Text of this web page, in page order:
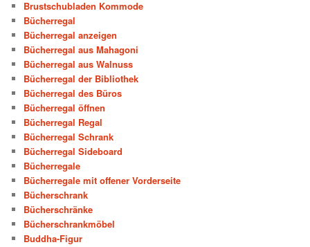
Brustschubladen Kommode
Bücherregal
Bücherregal anzeigen
Bücherregal aus Mahagoni
Bücherregal aus Walnuss
Bücherregal der Bibliothek
Bücherregal des Büros
Bücherregal öffnen
Bücherregal Regal
Bücherregal Schrank
Bücherregal Sideboard
Bücherregale
Bücherregale mit offener Vorderseite
Bücherschrank
Bücherschränke
Bücherschrankmöbel
Buddha-Figur